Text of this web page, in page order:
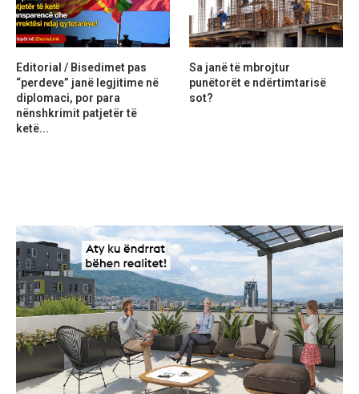
Editorial / Bisedimet pas
“perdeve” janë legjitime në
diplomaci, por para
nënshkrimit patjetër të
ketë...
Sa janë të mbrojtur
punëtorët e ndërtimtarisë
sot?